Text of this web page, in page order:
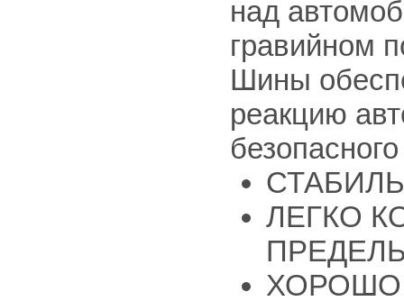
над
гравийном
Шины
реакцию
ЛЕГКО
ХОРОШО